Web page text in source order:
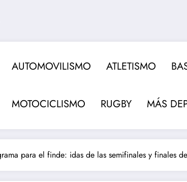
AUTOMOVILISMO ATLETISMO
MOTOCICLISMO RUGBY MÁS
para el finde: idas de las semifinales y finales